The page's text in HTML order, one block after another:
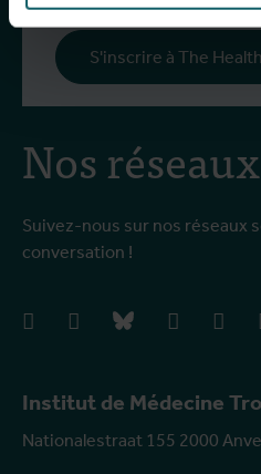
Institut de Médecine
Nationalestraat 155 2000
Nos
Suivez-nous sur nos réseaux
conversation !
facebookinstagrambluesky linkedIn
S'inscrire à The